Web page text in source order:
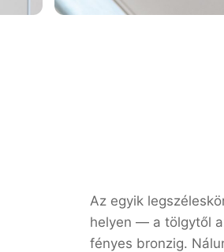
Az egyik
helyen — a tölgytől
fényes bronzig.